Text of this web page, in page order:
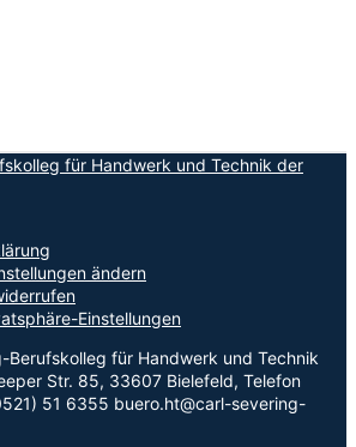
ändern
Einstellungen
für Handwerk und Technik
Str. 85, 33607 Bielefeld, Telefon
51 6355 buero.ht@carl-severing-